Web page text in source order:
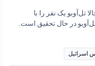
یک نفر را با
در حال تحقیق است.
اسرائیل